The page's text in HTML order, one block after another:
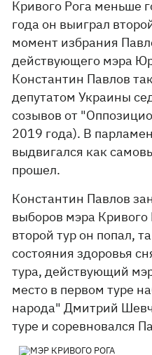
Кривого Рога меньше
года он выиграл
момент избрания
действующего мэра
Константин Павлов
депутатом Украины
созывов от
2019 года). В
выдвигался как
прошел.
Константин Павлов
выборов мэра Кривого
второй тур он попал,
состояния здоровья
тура, действующий
место в первом туре
народа" Дмитрий
туре и соревновался